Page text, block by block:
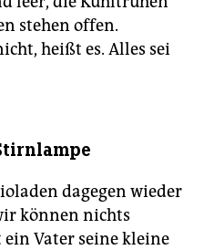
stehen offen.
heißt es. Alles sei
dagegen wieder
können nichts
ein Vater seine kleine